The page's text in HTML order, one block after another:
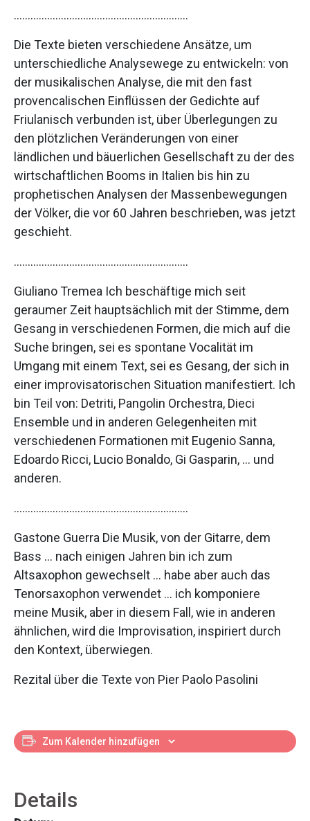
………………………………………………………
Die Texte bieten verschiedene Ansätze, um
unterschiedliche Analysewege zu entwickeln: von
der musikalischen Analyse, die mit den fast
provencalischen Einflüssen der Gedichte auf
Friulanisch verbunden ist, über Überlegungen zu
den plötzlichen Veränderungen von einer
ländlichen und bäuerlichen Gesellschaft zu der des
wirtschaftlichen Booms in Italien bis hin zu
prophetischen Analysen der Massenbewegungen
der Völker, die vor 60 Jahren beschrieben, was jetzt
geschieht.
………………………………………………………
Giuliano Tremea Ich beschäftige mich seit
geraumer Zeit hauptsächlich mit der Stimme, dem
Gesang in verschiedenen Formen, die mich auf die
Suche bringen, sei es spontane Vocalität im
Umgang mit einem Text, sei es Gesang, der sich in
einer improvisatorischen Situation manifestiert. Ich
bin Teil von: Detriti, Pangolin Orchestra, Dieci
Ensemble und in anderen Gelegenheiten mit
verschiedenen Formationen mit Eugenio Sanna,
Edoardo Ricci, Lucio Bonaldo, Gi Gasparin, … und
anderen.
………………………………………………………
Gastone Guerra Die Musik, von der Gitarre, dem
Bass … nach einigen Jahren bin ich zum
Altsaxophon gewechselt … habe aber auch das
Tenorsaxophon verwendet … ich komponiere
meine Musik, aber in diesem Fall, wie in anderen
ähnlichen, wird die Improvisation, inspiriert durch
den Kontext, überwiegen.
Rezital über die Texte von Pier Paolo Pasolini
Zum Kalender hinzufügen
Details